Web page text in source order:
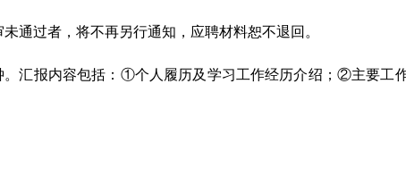
通过者，将不再另行通知，应聘材料恕不退回。
。汇报内容包括：①个人履历及学习工作经历介绍；②主要